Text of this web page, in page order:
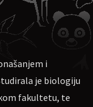
PayPal
anksioznosti pasa
se otkazati
i
je biologiju
fakultetu, te